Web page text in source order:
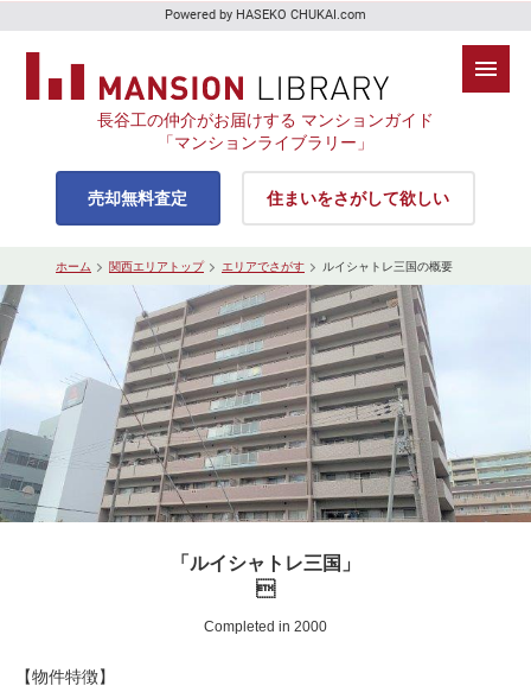
Powered by HASEKO CHUKAI.com
長谷工の仲介がお届けする マンションガイド
「マンションライブラリー」
売却無料査定 住まいをさがして欲しい
ホーム 関西エリアトップ エリアでさがす ルイシャトレ三国の概要
「ルイシャトレ三国」

Completed in 2000
【物件特徴】